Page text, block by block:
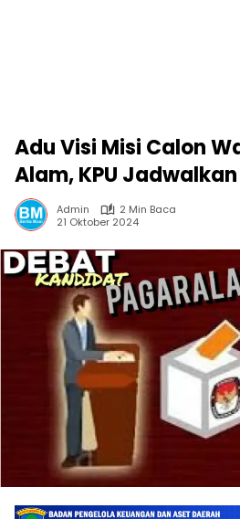
Adu Visi Misi Calon
Alam, KPU
Admin
2 Min Baca
21 Oktober 2024